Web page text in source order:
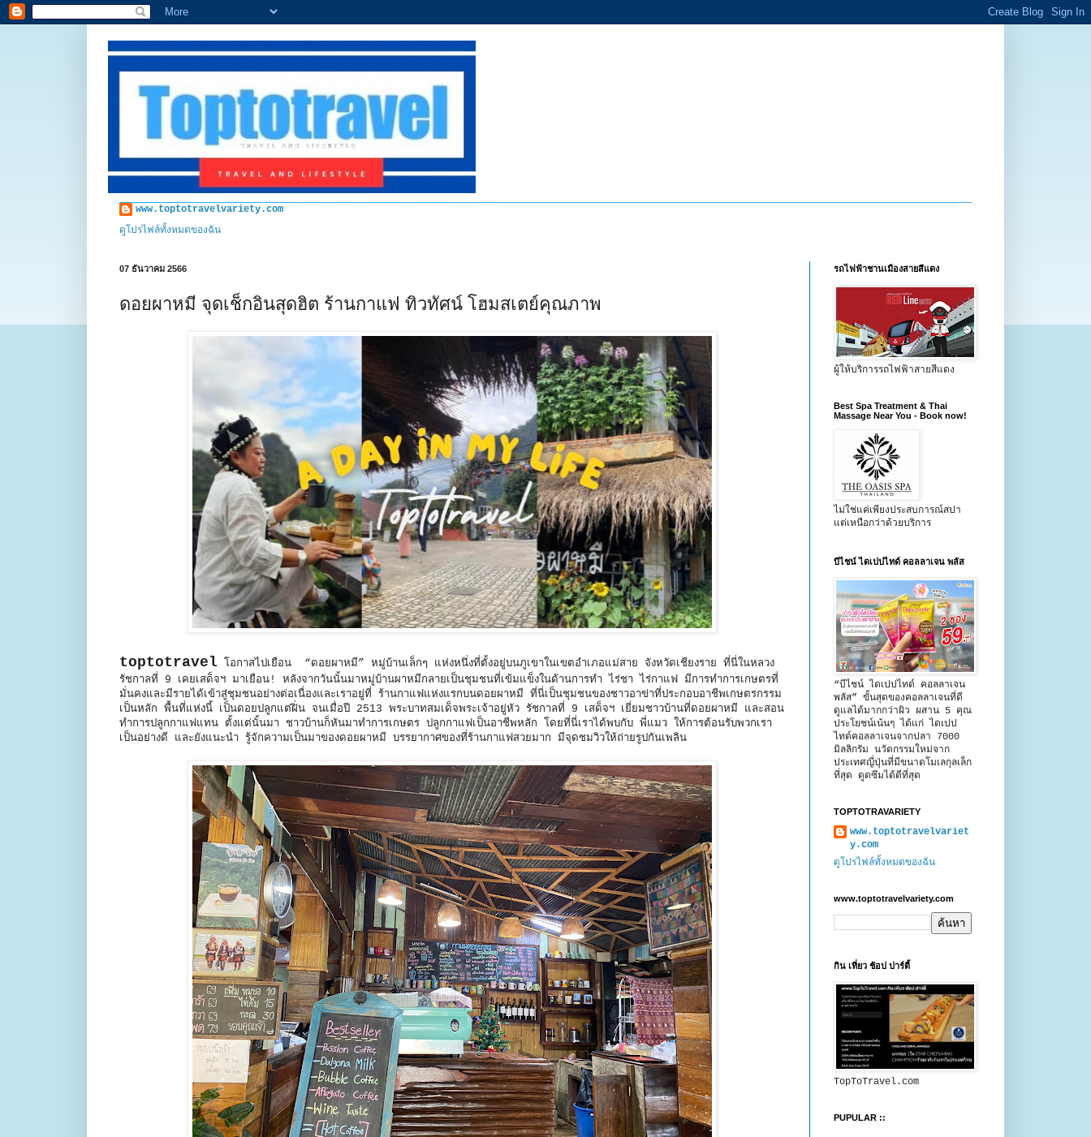
www.toptotravelvariety.com
ดูโปรไฟล์ทั้งหมดของฉัน
07 ธันวาคม 2566
ดอยผาหมี จุดเช็กอินสุดฮิต ร้านกาแฟ ทิวทัศน์ โฮมสเตย์คุณภาพ
toptotravel โอกาสไปเยือน “ดอยผาหมี” หมู่บ้านเล็กๆ แห่งหนึ่งที่ตั้งอยู่บนภูเขาในเขตอำเภอแม่สาย จังหวัดเชียงราย ที่นี่ในหลวง
รัชกาลที่ 9 เคยเสด็จฯ มาเยือน! หลังจากวันนั้นมาหมู่บ้านผาหมีกลายเป็นชุมชนที่เข้มแข็งในด้านการทำ ไร่ชา ไร่กาแฟ มีการทำการเกษตรที่
มั่นคงและมีรายได้เข้าสู่ชุมชนอย่างต่อเนื่องและเราอยู่ที่ ร้านกาแฟแห่งแรกบนดอยผาหมี ที่นี่เป็นชุมชนของชาวอาข่าที่ประกอบอาชีพเกษตรกรรม
เป็นหลัก พื้นที่แห่งนี้ เป็นดอยปลูกแต่ฝิ่น จนเมื่อปี 2513 พระบาทสมเด็จพระเจ้าอยู่หัว รัชกาลที่ 9 เสด็จฯ เยี่ยมชาวบ้านที่ดอยผาหมี และสอน
ทำการปลูกกาแฟแทน ตั้งแต่นั้นมา ชาวบ้านก็หันมาทำการเกษตร ปลูกกาแฟเป็นอาชีพหลัก โดยที่นี่เราได้พบกับ พี่แมว ให้การต้อนรับพวกเรา
เป็นอย่างดี และยังแนะนำ รู้จักความเป็นมาของดอยผาหมี บรรยากาศของที่ร้านกาแฟสวยมาก มีจุดชมวิวให้ถ่ายรูปกันเพลิน
รถไฟฟ้าชานเมืองสายสีแดง
ผู้ให้บริการรถไฟฟ้าสายสีแดง
Best Spa Treatment & Thai
Massage Near You - Book now!
ไม่ใช่แค่เพียงประสบการณ์สปา
แต่เหนือกว่าด้วยบริการ
บีไชน์ ไดเปปไทด์ คอลลาเจน พลัส
“บีไชน์ ไดเปปไทด์ คอลลาเจน
พลัส” ขั้นสุดของคอลลาเจนที่ดี
ดูแลได้มากกว่าผิว ผสาน 5 คุณ
ประโยชน์เน้นๆ ได้แก่ ไดเปป
ไทด์คอลลาเจนจากปลา 7000
มิลลิกรัม นวัตกรรมใหม่จาก
ประเทศญี่ปุ่นที่มีขนาดโมเลกุลเล็ก
ที่สุด ดูดซึมได้ดีที่สุด
TOPTOTRAVARIETY
www.toptotravelvariet
y.com
ดูโปรไฟล์ทั้งหมดของฉัน
www.toptotravelvariety.com
กิน เที่ยว ช้อป ปาร์ตี้
TopToTravel.com
PUPULAR ::